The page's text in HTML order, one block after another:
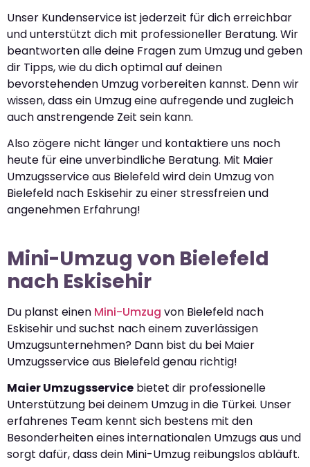
Unser Kundenservice ist jederzeit für dich erreichbar
und unterstützt dich mit professioneller Beratung. Wir
beantworten alle deine Fragen zum Umzug und geben
dir Tipps, wie du dich optimal auf deinen
bevorstehenden Umzug vorbereiten kannst. Denn wir
wissen, dass ein Umzug eine aufregende und zugleich
auch anstrengende Zeit sein kann.
Also zögere nicht länger und kontaktiere uns noch
heute für eine unverbindliche Beratung. Mit Maier
Umzugsservice aus Bielefeld wird dein Umzug von
Bielefeld nach Eskisehir zu einer stressfreien und
angenehmen Erfahrung!
Mini-Umzug von Bielefeld
nach Eskisehir
Du planst einen Mini-Umzug von Bielefeld nach
Eskisehir und suchst nach einem zuverlässigen
Umzugsunternehmen? Dann bist du bei Maier
Umzugsservice aus Bielefeld genau richtig!
Maier Umzugsservice bietet dir professionelle
Unterstützung bei deinem Umzug in die Türkei. Unser
erfahrenes Team kennt sich bestens mit den
Besonderheiten eines internationalen Umzugs aus und
sorgt dafür, dass dein Mini-Umzug reibungslos abläuft.